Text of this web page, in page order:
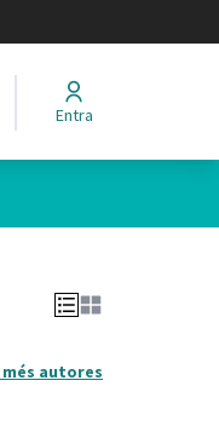
Entra
més autores